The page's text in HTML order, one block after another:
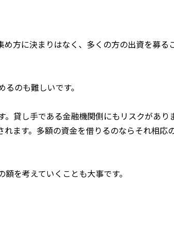
方に決まりはなく、多くの方の出資を募る
のも難しいです。
貸し手である金融機関側にもリスクがあり
ます。多額の資金を借りるのならそれ相応
を考えていくことも大事です。